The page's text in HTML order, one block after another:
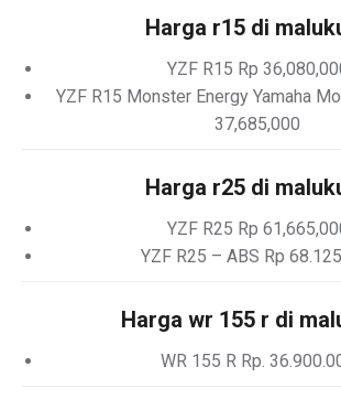
Harga r15 di
YZF R15 Rp
YZF R15 Monster Energy Yamaha
37,685,000
Harga r25 di
YZF R25 Rp
YZF R25 – ABS Rp
Harga wr 155 r di
WR 155 R Rp.